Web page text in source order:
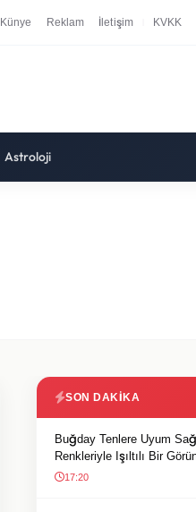
Künye Reklam İletişim KVKK
Astroloji
SON DAKIKA
Buğday Tenlere Uyum
Renkleriyle Işıltılı Bir
17:20